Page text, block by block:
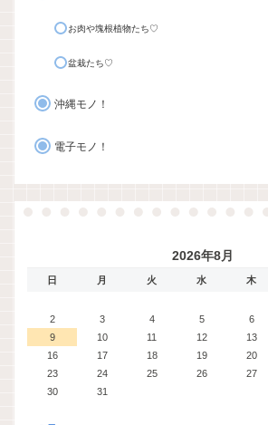
お肉や塊根植物たち♡
盆栽たち♡
沖縄モノ！
電子モノ！
2026年8月
日 月 火 水 木
2
3 4 5 6
9
10 11 12 13
16
17 18 19 20
23
24 25 26 27
30
31